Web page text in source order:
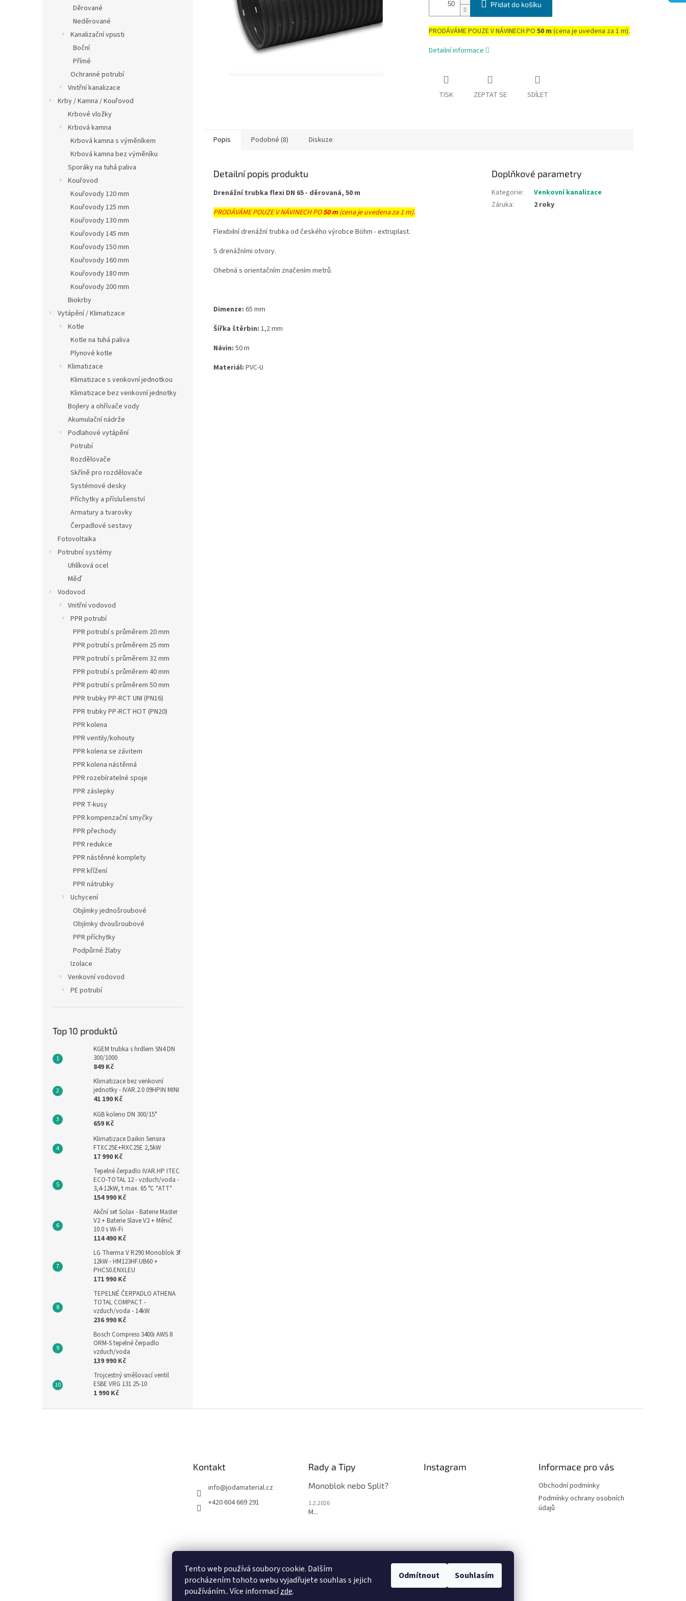
Tento web používá soubory cookie. Dalším
procházením tohoto webu vyjadřujete souhlas s jejich
používáním.. Více informacízde.
Odmítnout Souhlasím
Děrované
Neděrované
Kanalizační vpusti
Boční
Přímé
Ochranné potrubí
Vnitřní kanalizace
Krby / Kamna / Kouřovod
Krbové vložky
Krbová kamna
Krbová kamna s výměníkem
Krbová kamna bez výměníku
Sporáky na tuhá paliva
Kouřovod
Kouřovody 120 mm
Kouřovody 125 mm
Kouřovody 130 mm
Kouřovody 145 mm
Kouřovody 150 mm
Kouřovody 160 mm
Kouřovody 180 mm
Kouřovody 200 mm
Biokrby
Vytápění / Klimatizace
Kotle
Kotle na tuhá paliva
Plynové kotle
Klimatizace
Klimatizace s venkovní jednotkou
Klimatizace bez venkovní jednotky
Bojlery a ohřívače vody
Akumulační nádrže
Podlahové vytápění
Potrubí
Rozdělovače
Skříně pro rozdělovače
Systémové desky
Příchytky a příslušenství
Armatury a tvarovky
Čerpadlové sestavy
Fotovoltaika
Potrubní systémy
Uhlíková ocel
Měď
Vodovod
Vnitřní vodovod
PPR potrubí
PPR potrubí s průměrem 20 mm
PPR potrubí s průměrem 25 mm
PPR potrubí s průměrem 32 mm
PPR potrubí s průměrem 40 mm
PPR potrubí s průměrem 50 mm
PPR trubky PP-RCT UNI (PN16)
PPR trubky PP-RCT HOT (PN20)
PPR kolena
PPR ventily/kohouty
PPR kolena se závitem
PPR kolena nástěnná
PPR rozebíratelné spoje
PPR záslepky
PPR T-kusy
PPR kompenzační smyčky
PPR přechody
PPR redukce
PPR nástěnné komplety
PPR křížení
PPR nátrubky
Uchycení
Objímky jednošroubové
Objímky dvoušroubové
PPR příchytky
Podpůrné žlaby
Izolace
Venkovní vodovod
PE potrubí
Top 10 produktů
KGEM trubka s hrdlem SN4 DN
300/1000
849 Kč
Klimatizace bez venkovní
jednotky - IVAR.2.0 09HPIN MINI
41 190 Kč
KGB koleno DN 300/15°
659 Kč
Klimatizace Daikin Sensira
FTXC25E+RXC25E 2,5kW
17 990 Kč
Tepelné čerpadlo IVAR.HP ITEC
ECO-TOTAL 12 - vzduch/voda -
3,4-12kW, t max. 65 °C *ATT*
154 990 Kč
Akční set Solax - Baterie Master
V2 + Baterie Slave V2 + Měnič
10.0 s Wi-Fi
114 490 Kč
LG Therma V R290 Monoblok 3f
12kW - HM123HF.UB60 +
PHCS0.ENXLEU
171 990 Kč
TEPELNÉ ČERPADLO ATHENA
TOTAL COMPACT -
vzduch/voda - 14kW
236 990 Kč
Bosch Compress 3400i AWS 8
ORM-S tepelné čerpadlo
vzduch/voda
139 990 Kč
Trojcestný směšovací ventil
ESBE VRG 131 25-10
1 990 Kč
Přidat do košíku
PRODÁVÁME POUZE V NÁVINECH PO 50 m (cena je uvedena za 1 m).
Detailní informace
TISK ZEPTAT SE SDÍLET
Popis Podobné (8) Diskuze
Detailní popis produktu
Drenážní trubka flexi DN 65 - děrovaná, 50 m
PRODÁVÁME POUZE V NÁVINECH PO50 m(cena je uvedena za 1 m).
Flexibilní drenážní trubka od českého výrobce Böhm - extruplast.
S drenážními otvory.
Ohebná s orientačním značením metrů.
Dimenze: 65 mm
Šířka štěrbin: 1,2 mm
Návin: 50 m
Materiál: PVC-U
Doplňkové parametry
Kategorie:
Venkovní kanalizace
Záruka: 2 roky
Kontakt
info@jodamaterial.cz
+420 604 669 291
Rady a Tipy
Monoblok nebo Split?
1.2.2026
M...
Instagram
Sledovat na Instagramu
Informace pro vás
Obchodní podmínky
Podmínky ochrany osobních
údajů